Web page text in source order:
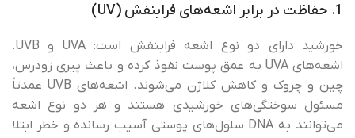
1. حفاظت در برابر اشعه‌های فرابنفش (UV)
خورشید دارای دو نوع اشعه فرابنفش است: UVA و UVB.
اشعه‌های UVA به عمق پوست نفوذ کرده و باعث پیری زودرس،
چین و چروک و کاهش کلاژن می‌شوند. اشعه‌های UVB عمدتاً
مسئول سوختگی‌های خورشیدی هستند و هر دو نوع اشعه
می‌توانند به DNA سلول‌های پوستی آسیب رسانده و خطر ابتلا